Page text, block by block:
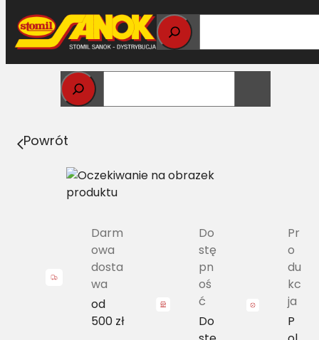
Przejdź
do
treści
Strona główna>
klasyczny CL 667477.0
Powrót
Darm
owa
dosta
wa
od
500 zł
Do
stę
pn
oś
ć
Do
Pr
o
du
kc
ja
P